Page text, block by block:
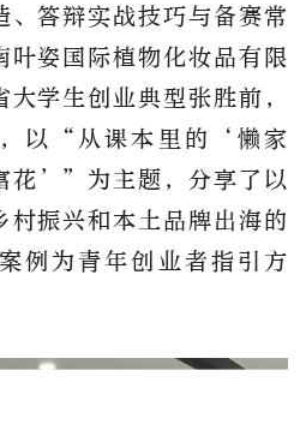
、答辩实战技巧与备赛常
叶姿国际植物化妆品有限
学生创业典型张胜前，
以“从课本里的‘懒家
’”为主题，分享了以
村振兴和本土品牌出海的
例为青年创业者指引方